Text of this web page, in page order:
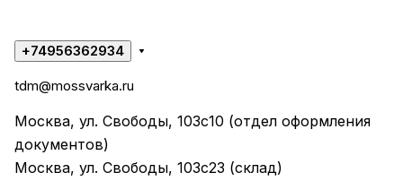
+74956362934
tdm@mossvarka.ru
Москва, ул. Свободы, 103с10 (отдел оформления
документов)
Москва, ул. Свободы, 103с23 (склад)